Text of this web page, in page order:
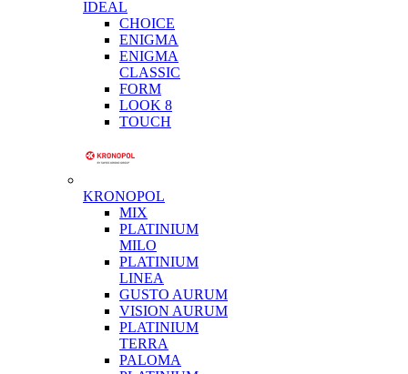
IDEAL
CHOICE
ENIGMA
ENIGMA
CLASSIC
FORM
LOOK 8
TOUCH
KRONOPOL
MIX
PLATINIUM
MILO
PLATINIUM
LINEA
GUSTO AURUM
VISION AURUM
PLATINIUM
TERRA
PALOMA